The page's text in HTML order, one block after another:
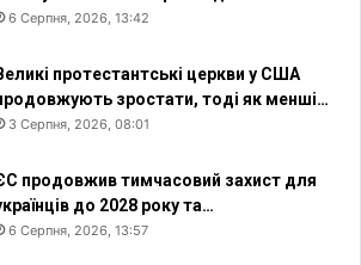
6 Серпня, 2026, 13:42
протестантські церкви у США
зростати, тоді як менші…
3 Серпня, 2026, 08:01
продовжив тимчасовий захист для
до 2028 року та…
6 Серпня, 2026, 13:57